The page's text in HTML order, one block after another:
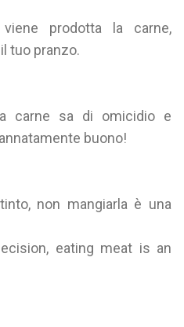
prodotta la carne,
tuo pranzo.
carne sa di omicidio e
buono!
non mangiarla è una
eating meat is an